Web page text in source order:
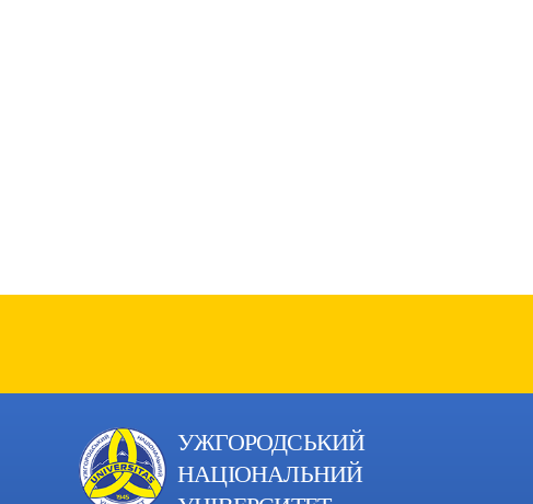
УЖГОРОДСЬКИЙ
НАЦІОНАЛЬНИЙ